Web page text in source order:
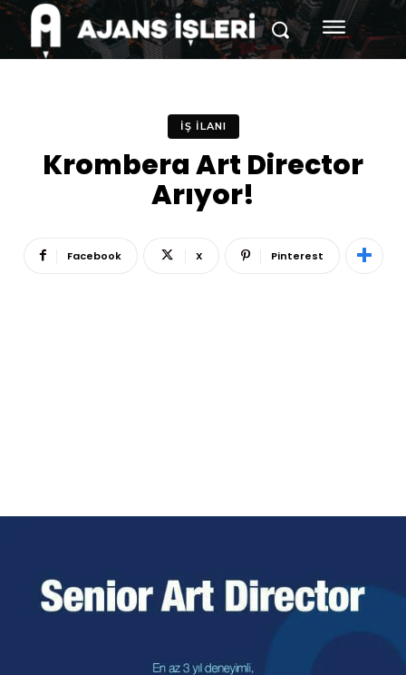
İŞ İLANI
Krombera Art Director
Arıyor!
Facebook X Pinterest